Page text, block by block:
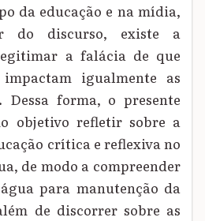
da educação e na mídia,
do discurso, existe a
a falácia de que
igualmente as
Dessa forma, o presente
objetivo refletir sobre a
crítica e reflexiva no
de modo a compreender
para manutenção da
de discorrer sobre as